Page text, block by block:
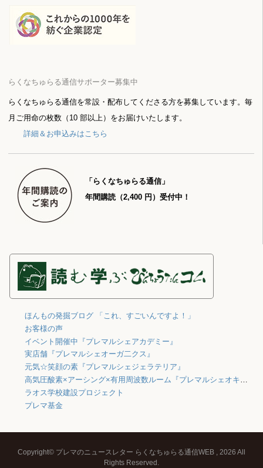
らくなちゅらる通信サポーター募集中
らくなちゅらる通信を常設・配布してくださる方を募集しています。毎
月ご用命の枚数（10 部以上）をお届けいたします。
詳細＆お申込みはこちら
「らくなちゅらる通信」
年間購読（2,400 円）受付中！
ほんもの発掘ブログ 「これ、すごいんですよ！」
お客様の声
イベント開催中『プレマルシェアカデミー』
実店舗『プレマルシェオーガ二クス』
元気☆笑顔の素『プレマルシェジェラテリア』
高気圧酸素×アーシング×有用周波数ルーム『プレマルシェオキシジェン』
ラオス学校建設プロジェクト
プレマ基金
Copyright© プレマのニュースレター らくなちゅらる通信WEB , 2026 All
Rights Reserved.